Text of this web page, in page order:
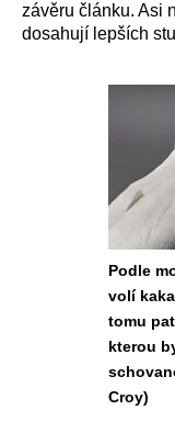
závěru článku. Asi
dosahují lepších
Podle
volí
tomu
kterou
Croy)